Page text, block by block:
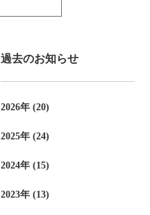
過去のお知らせ
2026年 (20)
2025年 (24)
2024年 (15)
2023年 (13)